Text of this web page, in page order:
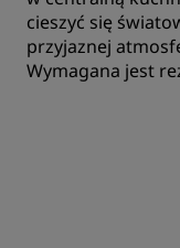
cieszyć się
przyjaznej
Wymagana jest